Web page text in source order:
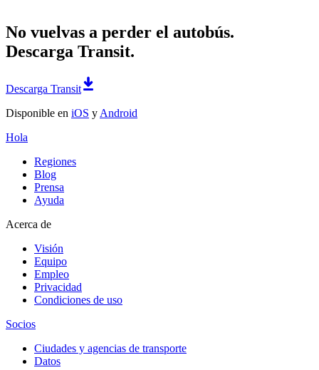
No vuelvas a perder el autobús.
Descarga Transit.
Descarga Transit
Disponible en iOS y Android
Hola
Regiones
Blog
Prensa
Ayuda
Acerca de
Visión
Equipo
Empleo
Privacidad
Condiciones de uso
Socios
Ciudades y agencias de transporte
Datos